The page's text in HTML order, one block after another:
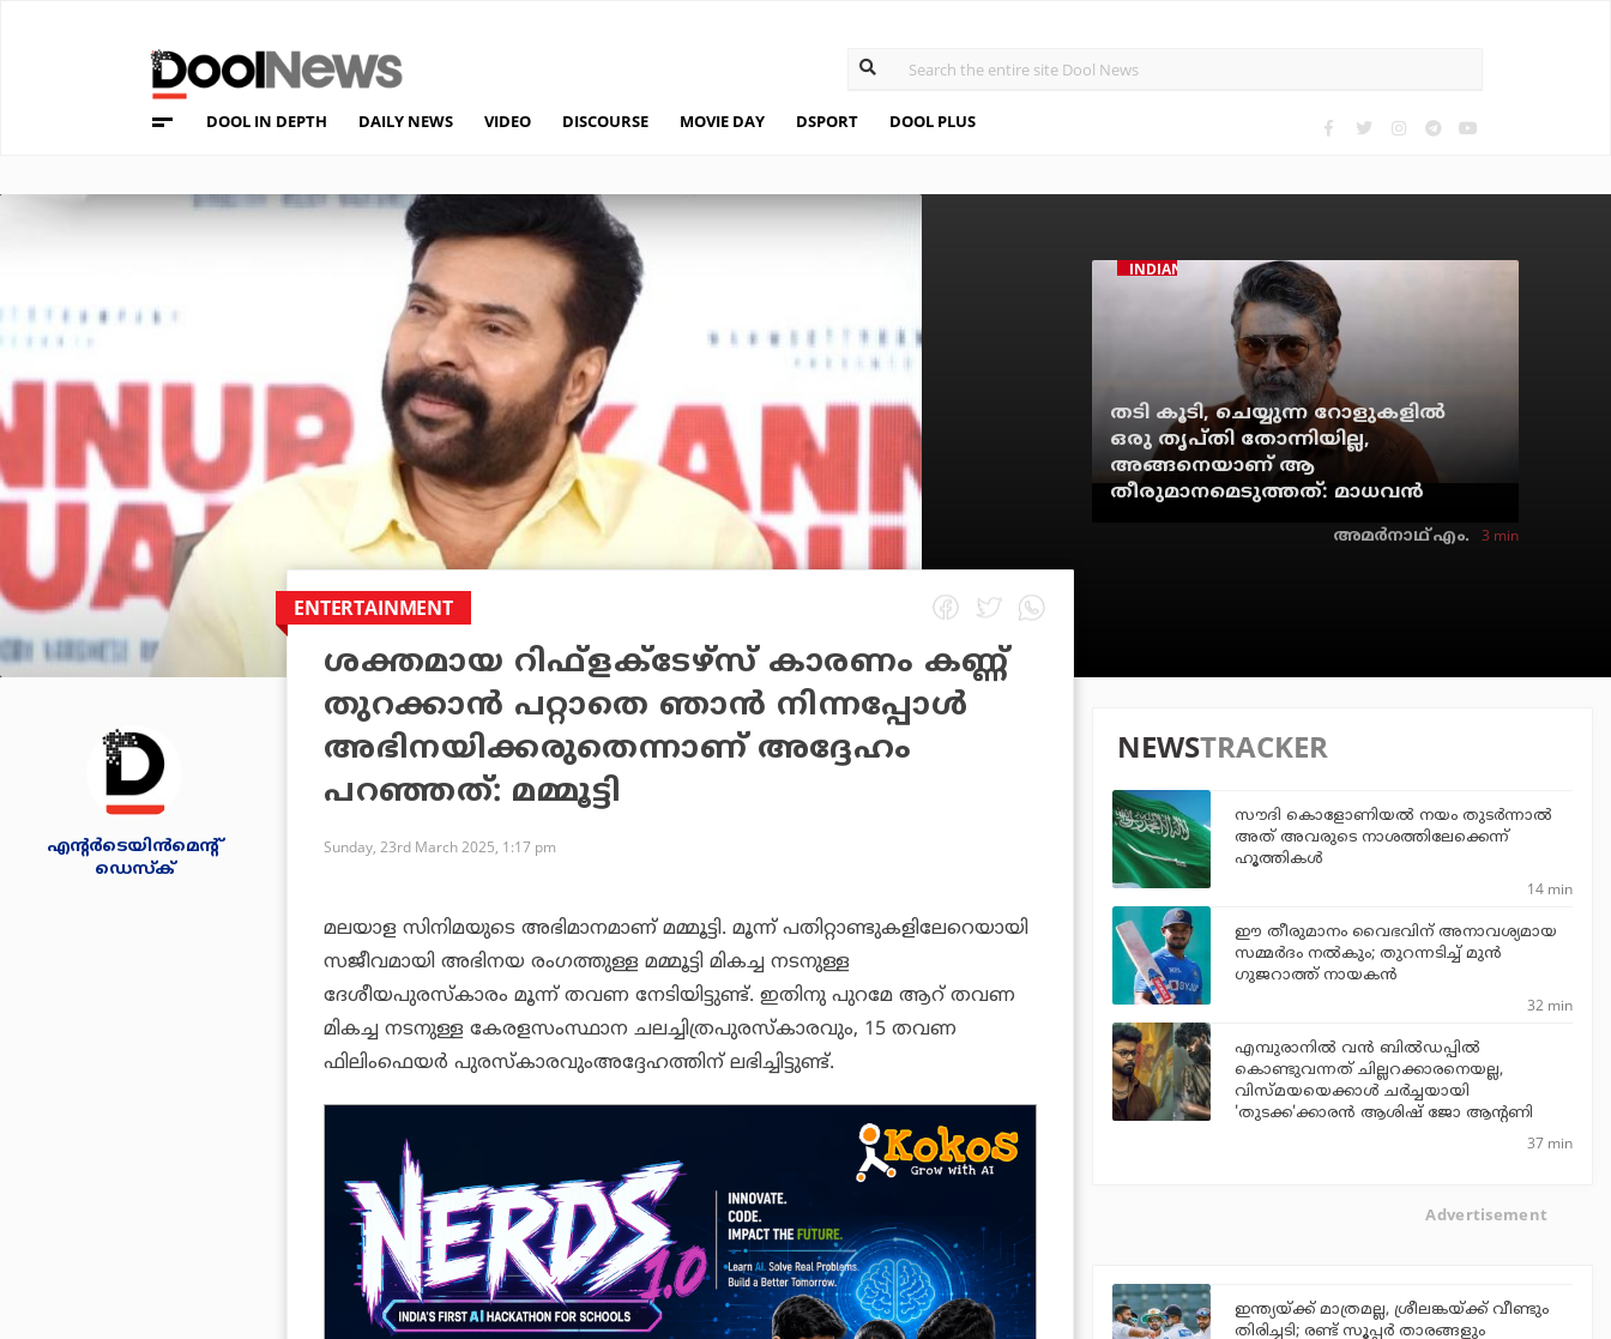
DOOL IN DEPTH DAILY NEWS VIDEO DISCOURSE MOVIE DAY DSPORT DOOL PLUS
INDIAN CINEMA
തടി കൂടി, ചെയ്യുന്ന റോളുകളില്‍
ഒരു തൃപ്തി തോന്നിയില്ല,
അങ്ങനെയാണ് ആ
തീരുമാനമെടുത്തത്: മാധവന്‍
അമര്‍നാഥ് എം. 3 min
എന്റര്‍ടെയിന്‍മെന്റ്
ഡെസ്‌ക്
ENTERTAINMENT
ശക്തമായ റിഫ്‌ളക്ടേഴ്സ് കാരണം കണ്ണ്
തുറക്കാന്‍ പറ്റാതെ ഞാന്‍ നിന്നപ്പോള്‍
അഭിനയിക്കരുതെന്നാണ് അദ്ദേഹം
പറഞ്ഞത്: മമ്മൂട്ടി
Sunday, 23rd March 2025, 1:17 pm
മലയാള സിനിമയുടെ അഭിമാനമാണ് മമ്മൂട്ടി. മൂന്ന് പതിറ്റാണ്ടുകളിലേറെയായി
സജീവമായി അഭിനയ രംഗത്തുള്ള മമ്മൂട്ടി മികച്ച നടനുള്ള
ദേശീയപുരസ്‌കാരം മൂന്ന് തവണ നേടിയിട്ടുണ്ട്. ഇതിനു പുറമേ ആറ് തവണ
മികച്ച നടനുള്ള കേരളസംസ്ഥാന ചലച്ചിത്രപുരസ്‌കാരവും, 15 തവണ
ഫിലിംഫെയര്‍ പുരസ്‌കാരവുംഅദ്ദേഹത്തിന് ലഭിച്ചിട്ടുണ്ട്.
NEWSTRACKER
സൗദി കൊളോണിയല്‍ നയം തുടര്‍ന്നാല്‍
അത് അവരുടെ നാശത്തിലേക്കെന്ന്
ഹൂത്തികള്‍
14 min
ഈ തീരുമാനം വൈഭവിന് അനാവശ്യമായ
സമ്മര്‍ദം നല്‍കും; തുറന്നടിച്ച് മുന്‍
ഗുജറാത്ത് നായകന്‍
32 min
എമ്പുരാനില്‍ വന്‍ ബില്‍ഡപ്പില്‍
കൊണ്ടുവന്നത് ചില്ലറക്കാരനെയല്ല,
വിസ്മയയെക്കാള്‍ ചര്‍ച്ചയായി
'തുടക്ക'ക്കാരന്‍ ആശിഷ് ജോ ആന്റണി
37 min
Advertisement
ഇന്ത്യയ്ക്ക് മാത്രമല്ല, ശ്രീലങ്കയ്ക്ക് വീണ്ടും
തിരിച്ചടി; രണ്ട് സൂപ്പര്‍ താരങ്ങളും